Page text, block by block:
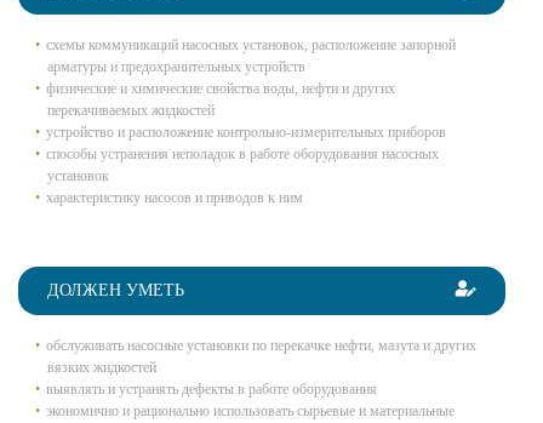
схемы коммуникаций насосных установок, расположение запорной
арматуры и предохранительных устройств
физические и химические свойства воды, нефти и других
перекачиваемых жидкостей
устройство и расположение контрольно-измерительных приборов
способы устранения неполадок в работе оборудования насосных
установок
характеристику насосов и приводов к ним
ДОЛЖЕН УМЕТЬ
обслуживать насосные установки по перекачке нефти, мазута и других
вязких жидкостей
выявлять и устранять дефекты в работе оборудования
экономично и рационально использовать сырьевые и материальные